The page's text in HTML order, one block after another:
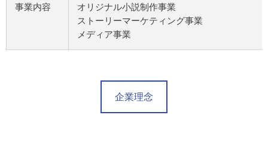
事業内容
オリジナル小説制作事業
ストーリーマーケティング事業
メディア事業
企業理念